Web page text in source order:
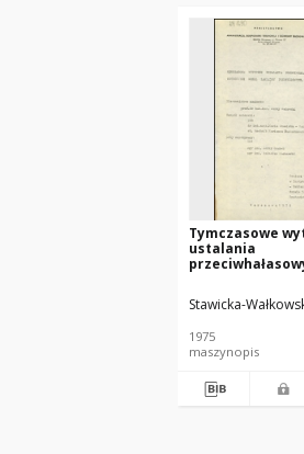
Tymczasowe
ustalania
zakładów
Stawicka-
1975
maszynopis